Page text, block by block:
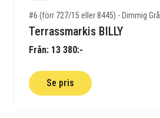
#6 (förr 727/15 eller 8445) - Dimmig Grå
Terrassmarkis BILLY
Från: 13 380:-
Se pris